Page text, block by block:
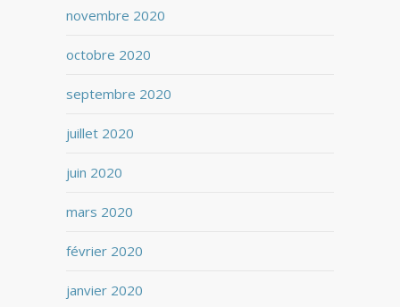
novembre 2020
octobre 2020
septembre 2020
juillet 2020
juin 2020
mars 2020
février 2020
janvier 2020